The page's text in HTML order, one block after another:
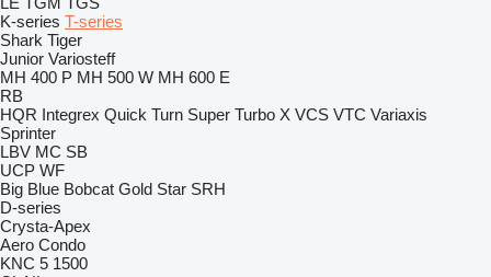
K-series T-series
Shark Tiger
Junior Variosteff
MH 400 P MH 500 W MH 600 E
RB
HQR Integrex Quick Turn Super Turbo X VCS VTC Variaxis
Sprinter
LBV MC SB
UCP WF
Big Blue Bobcat Gold Star SRH
D-series
Crysta-Apex
Aero Condo
KNC 5 1500